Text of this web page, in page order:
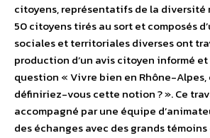
citoyens, représentatifs de la diversité
50 citoyens tirés au sort et composés
sociales et territoriales diverses ont
production d’un avis citoyen informé
question « Vivre bien en Rhône-Alpes,
définiriez-vous cette notion ? ». Ce
accompagné par une équipe
des échanges avec des grands